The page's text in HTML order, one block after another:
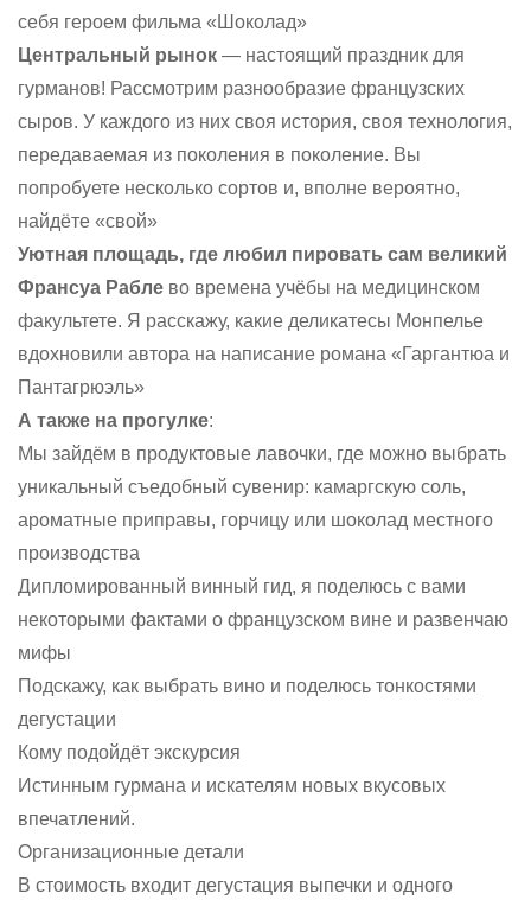
себя героем фильма «Шоколад»
Центральный рынок — настоящий праздник для
гурманов! Рассмотрим разнообразие французских
сыров. У каждого из них своя история, своя технология,
передаваемая из поколения в поколение. Вы
попробуете несколько сортов и, вполне вероятно,
найдёте «свой»
Уютная площадь, где любил пировать сам великий
Франсуа Рабле во времена учёбы на медицинском
факультете. Я расскажу, какие деликатесы Монпелье
вдохновили автора на написание романа «Гаргантюа и
Пантагрюэль»
А также на прогулке:
Мы зайдём в продуктовые лавочки, где можно выбрать
уникальный съедобный сувенир: камаргскую соль,
ароматные приправы, горчицу или шоколад местного
производства
Дипломированный винный гид, я поделюсь с вами
некоторыми фактами о французском вине и развенчаю
мифы
Подскажу, как выбрать вино и поделюсь тонкостями
дегустации
Кому подойдёт экскурсия
Истинным гурмана и искателям новых вкусовых
впечатлений.
Организационные детали
В стоимость входит дегустация выпечки и одного